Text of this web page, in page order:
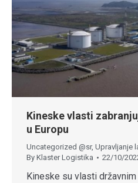
Kineske vlasti
u Europu
Uncategorized @sr, Upravljanje
By Klaster Logistika 22/10/
Kineske su vlasti